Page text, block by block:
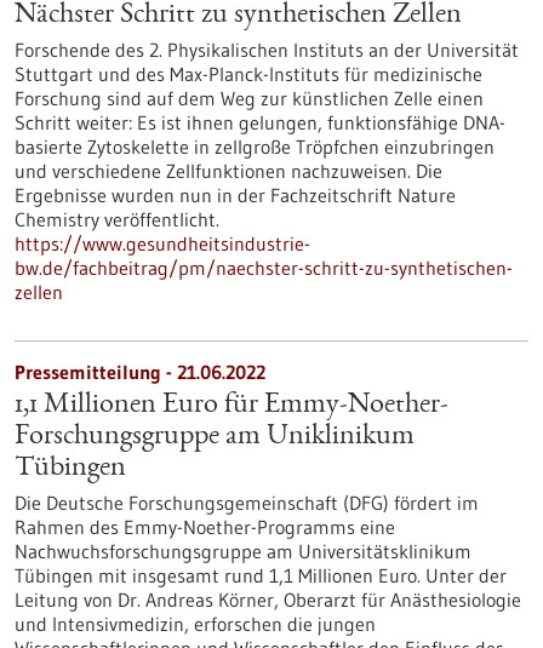
Nächster Schritt zu synthetischen Zellen
Forschende des 2. Physikalischen Instituts an der Universität
Stuttgart und des Max-Planck-Instituts für medizinische
Forschung sind auf dem Weg zur künstlichen Zelle einen
Schritt weiter: Es ist ihnen gelungen, funktionsfähige DNA-
basierte Zytoskelette in zellgroße Tröpfchen einzubringen
und verschiedene Zellfunktionen nachzuweisen. Die
Ergebnisse wurden nun in der Fachzeitschrift Nature
Chemistry veröffentlicht.
https://www.gesundheitsindustrie-
bw.de/fachbeitrag/pm/naechster-schritt-zu-synthetischen-
zellen
Pressemitteilung - 21.06.2022
1,1 Millionen Euro für Emmy-Noether-
Forschungsgruppe am Uniklinikum
Tübingen
Die Deutsche Forschungsgemeinschaft (DFG) fördert im
Rahmen des Emmy-Noether-Programms eine
Nachwuchsforschungsgruppe am Universitätsklinikum
Tübingen mit insgesamt rund 1,1 Millionen Euro. Unter der
Leitung von Dr. Andreas Körner, Oberarzt für Anästhesiologie
und Intensivmedizin, erforschen die jungen